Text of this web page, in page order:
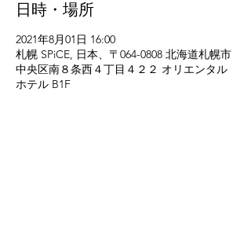
日時・場所
2021年8月01日 16:00
札幌 SPiCE, 日本、〒064-0808 北海道札幌市
中央区南８条西４丁目４２２ オリエンタル
ホテル B1F